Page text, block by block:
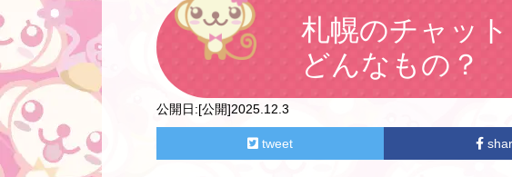
札幌のチャッ
どんなもの？
公開日:[公開]2025.12.3
tweet